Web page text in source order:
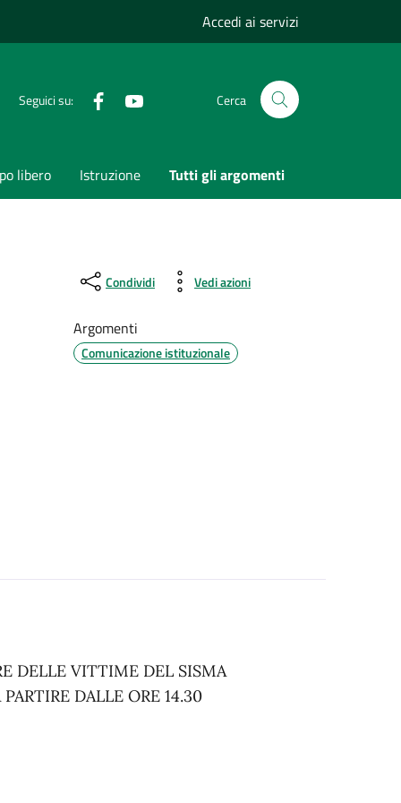
Accedi ai servizi
Seguici su: Facebook Cerca
libero Istruzione Tutti gli argomenti
Condividi Vedi azioni
Argomenti
Comunicazione istituzionale
DELLE VITTIME DEL SISMA
DALLE ORE 14.30